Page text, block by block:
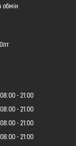
обмін
08:00
21:00
08:00
21:00
08:00
21:00
08:00
21:00